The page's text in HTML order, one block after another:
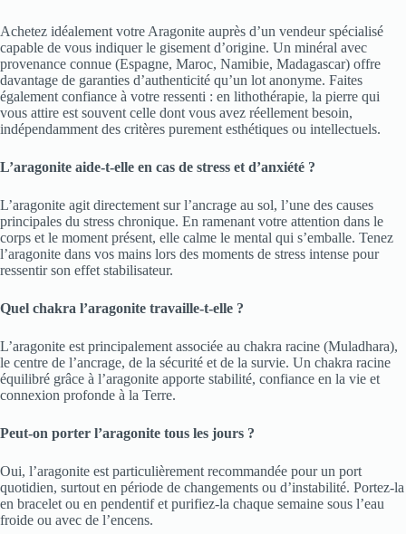
Achetez idéalement votre Aragonite auprès d’un vendeur spécialisé
capable de vous indiquer le gisement d’origine. Un minéral avec
provenance connue (Espagne, Maroc, Namibie, Madagascar) offre
davantage de garanties d’authenticité qu’un lot anonyme. Faites
également confiance à votre ressenti : en lithothérapie, la pierre qui
vous attire est souvent celle dont vous avez réellement besoin,
indépendamment des critères purement esthétiques ou intellectuels.
L’aragonite aide-t-elle en cas de stress et d’anxiété ?
L’aragonite agit directement sur l’ancrage au sol, l’une des causes
principales du stress chronique. En ramenant votre attention dans le
corps et le moment présent, elle calme le mental qui s’emballe. Tenez
l’aragonite dans vos mains lors des moments de stress intense pour
ressentir son effet stabilisateur.
Quel chakra l’aragonite travaille-t-elle ?
L’aragonite est principalement associée au chakra racine (Muladhara),
le centre de l’ancrage, de la sécurité et de la survie. Un chakra racine
équilibré grâce à l’aragonite apporte stabilité, confiance en la vie et
connexion profonde à la Terre.
Peut-on porter l’aragonite tous les jours ?
Oui, l’aragonite est particulièrement recommandée pour un port
quotidien, surtout en période de changements ou d’instabilité. Portez-la
en bracelet ou en pendentif et purifiez-la chaque semaine sous l’eau
froide ou avec de l’encens.